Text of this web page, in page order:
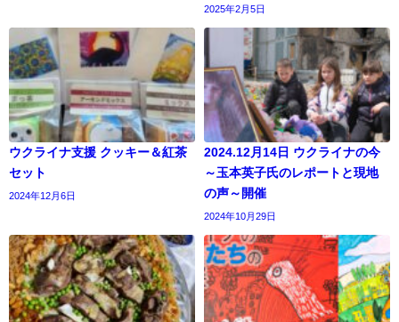
2025年2月5日
ウクライナ支援 クッキー＆紅茶
セット
2024年12月6日
2024.12月14日 ウクライナの今
～玉本英子氏のレポートと現地
の声～開催
2024年10月29日